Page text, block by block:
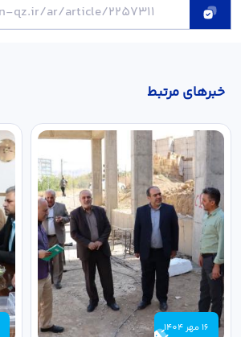
خبر‌های مرتبط
16 مهر 1404